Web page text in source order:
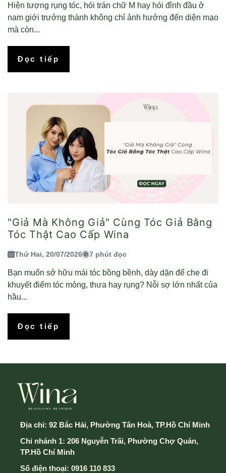
Hiện tượng rụng tóc, hói trán chữ M hay hói đỉnh đầu ở
nam giới trưởng thành không chỉ ảnh hưởng đến diện mạo
mà còn...
Đọc tiếp
"Giả Mà Không Giả" Cùng Tóc Giả Bằng
Tóc Thật Cao Cấp Wina
Thứ Hai, 20/07/2026 7 phút đọc
Bạn muốn sở hữu mái tóc bồng bềnh, dày dặn để che đi
khuyết điểm tóc mỏng, thưa hay rụng? Nỗi sợ lớn nhất của
hầu...
Đọc tiếp
Địa chỉ: 92 Bắc Hải, Phường Tân Hoà, TP.Hồ Chí Minh
Chi nhánh 1: 206 Nguyễn Trãi, Phường Chợ Quán,
TP.Hồ Chí Minh
Số điện thoại: 0916 110 833